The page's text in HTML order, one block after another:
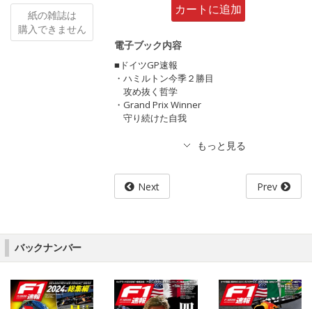
紙の雑誌は
購入できません
カートに追加
電子ブック内容
■ドイツGP速報
・ハミルトン今季２勝目
攻め抜く哲学
・Grand Prix Winner
守り続けた自我
Next Prev
バックナンバー